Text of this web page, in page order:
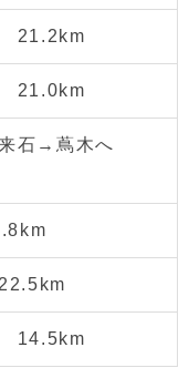
21.2km
21.0km
石→蔦木へ
14.5km